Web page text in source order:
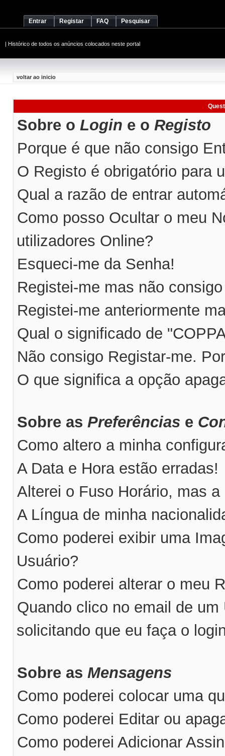
Entrar Registar FAQ Pesquisar
| Histórico de todos os anúncios colocados neste portal
voltar ao inicio
Sobre o Login e o Registo
Porque é que não consigo
O Registo é obrigatório para
Qual a razão de entrar
Como posso Ocultar o meu
utilizadores Online?
Esqueci-me da Senha!
Registei-me mas não
Registei-me anteriormente
Qual o significado de
Não consigo Registar-me.
O que significa a opção
Sobre as Preferências e
Como altero a minha
A Data e Hora estão erradas!
Alterei o Fuso Horário, mas
A Língua de minha
Como poderei exibir uma
Usuário?
Como poderei alterar o meu
Quando clico no email de
solicitando que eu faça o
Sobre as Mensagens
Como poderei colocar uma
Como poderei Editar ou
Como poderei Adicionar